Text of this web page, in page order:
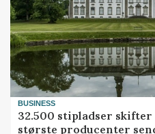
BUSINESS
32.500 stipladser
største producenter